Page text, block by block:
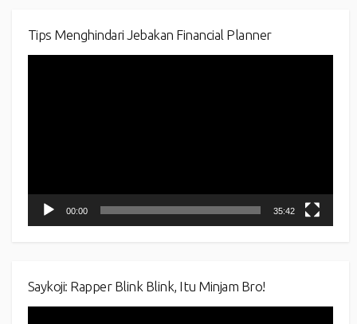
Tips Menghindari Jebakan Financial Planner
00:00 35:42
Saykoji: Rapper Blink Blink, Itu Minjam Bro!